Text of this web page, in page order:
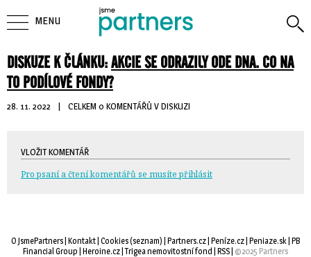
DISKUZE K ČLÁNKU:AKCIE SE ODRAZILY ODE DNA. CO NA
TO PODÍLOVÉ FONDY?
28. 11. 2022 | CELKEM 0 KOMENTÁŘŮ V DISKUZI
VLOŽIT KOMENTÁŘ
Pro psaní a čtení komentářů se musíte přihlásit
MENU
O JsmePartners| Kontakt| Cookies(seznam) | Partners.cz| Peníze.cz| Peniaze.sk| PB
Financial Group | Heroine.cz| Trigea nemovitostní fond | RSS| ©2025 Partners